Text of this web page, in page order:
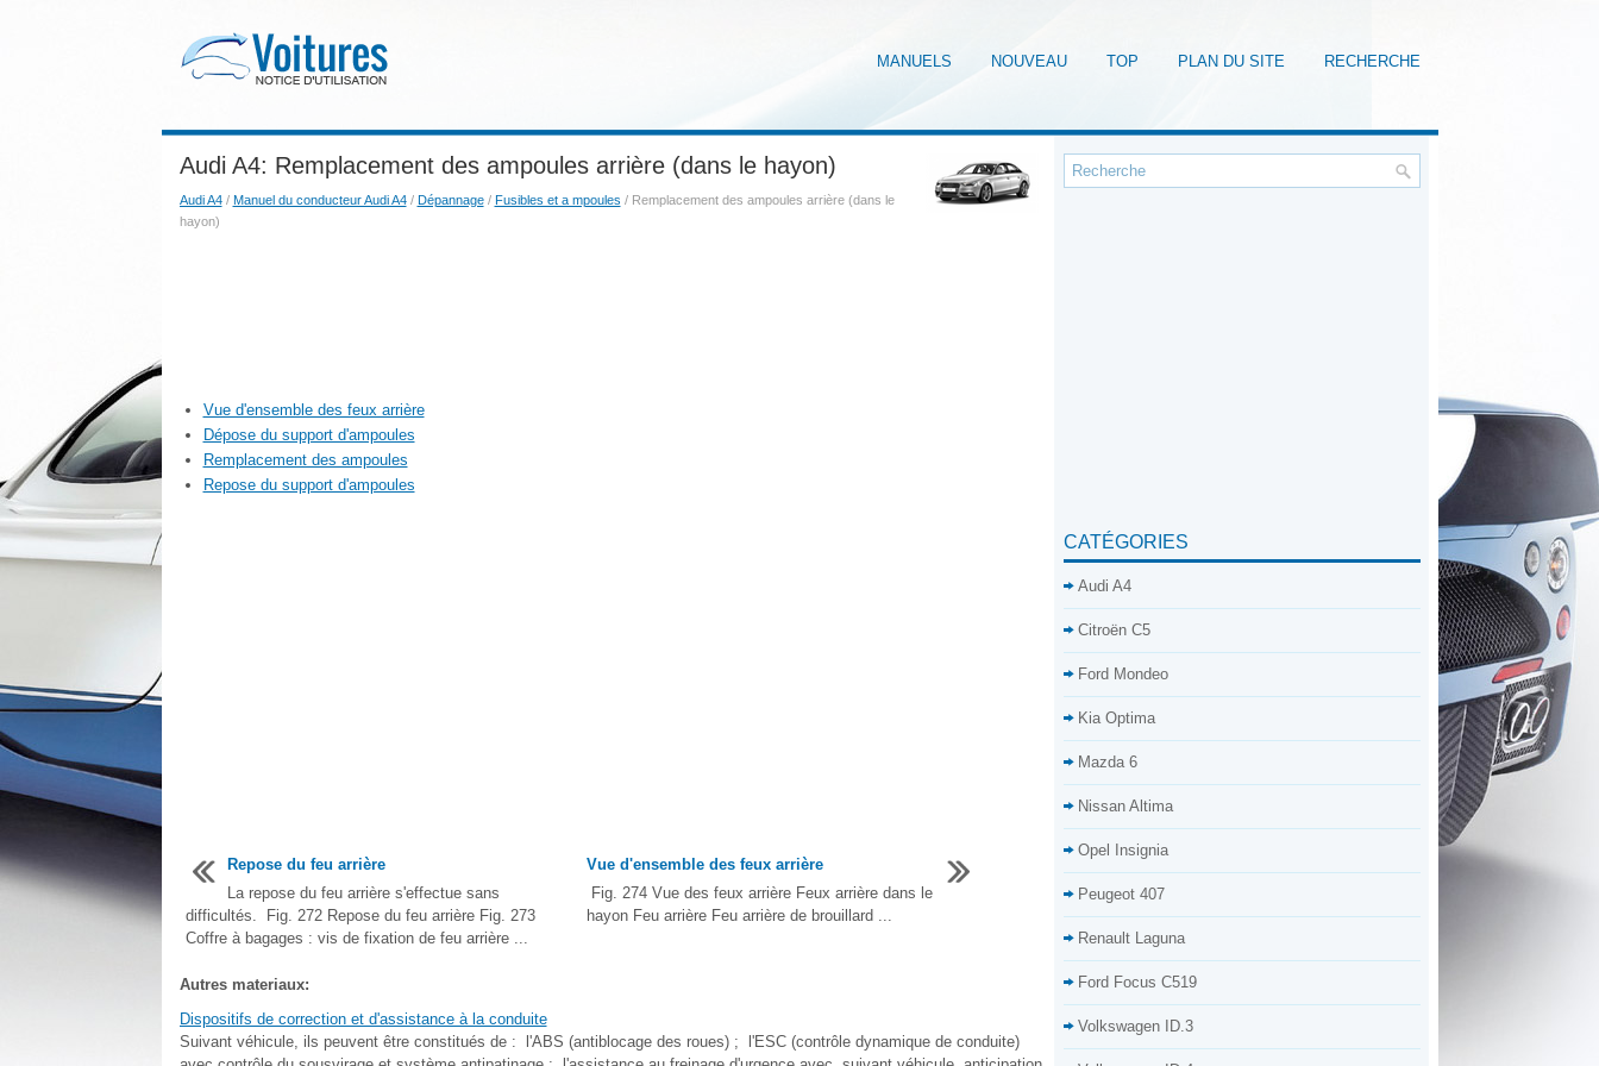
MANUELS NOUVEAU TOP PLAN DU SITE RECHERCHE
Audi A4: Remplacement des ampoules arrière (dans le hayon)
Audi A4/ Manuel du conducteur Audi A4/ Dépannage/ Fusibles et a mpoules / Remplacement des ampoules arrière (dans le
hayon)
Vue d'ensemble des feux arrière
Dépose du support d'ampoules
Remplacement des ampoules
Repose du support d'ampoules
Repose du feu arrière
La repose du feu arrière s'effectue sans
difficultés. Fig. 272 Repose du feu arrière Fig. 273
Coffre à bagages : vis de fixation de feu arrière ...
Vue d'ensemble des feux arrière
Fig. 274 Vue des feux arrière Feux arrière dans le
hayon Feu arrière Feu arrière de brouillard ...
Autres materiaux:
Dispositifs de correction et d'assistance à la conduite
Suivant véhicule, ils peuvent être constitués de : l'ABS (antiblocage des roues) ; l'ESC (contrôle dynamique de conduite)
CATÉGORIES
Audi A4
Citroën C5
Ford Mondeo
Kia Optima
Mazda 6
Nissan Altima
Opel Insignia
Peugeot 407
Renault Laguna
Ford Focus C519
Volkswagen ID.3